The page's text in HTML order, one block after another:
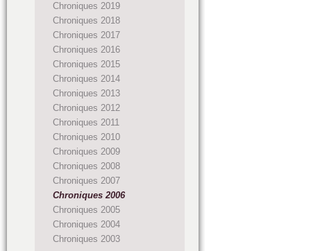
Chroniques 2019
Chroniques 2018
Chroniques 2017
Chroniques 2016
Chroniques 2015
Chroniques 2014
Chroniques 2013
Chroniques 2012
Chroniques 2011
Chroniques 2010
Chroniques 2009
Chroniques 2008
Chroniques 2007
Chroniques 2006
Chroniques 2005
Chroniques 2004
Chroniques 2003